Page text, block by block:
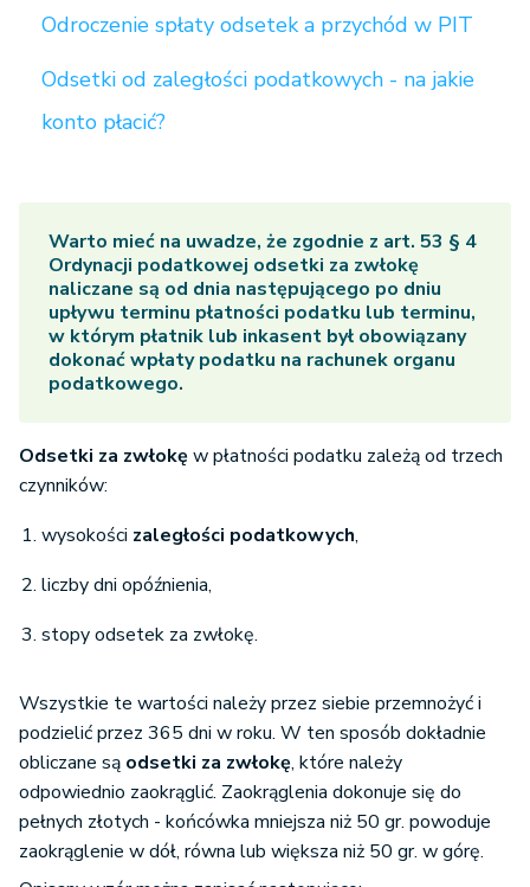
Odroczenie spłaty odsetek a przychód w PIT
Odsetki od zaległości podatkowych - na jakie
konto płacić?
Warto mieć na uwadze, że zgodnie z art. 53 § 4
Ordynacji podatkowej odsetki za zwłokę
naliczane są od dnia następującego po dniu
upływu terminu płatności podatku lub terminu,
w którym płatnik lub inkasent był obowiązany
dokonać wpłaty podatku na rachunek organu
podatkowego.
Odsetki za zwłokę w płatności podatku zależą od trzech
czynników:
wysokości zaległości podatkowych,
liczby dni opóźnienia,
stopy odsetek za zwłokę.
Wszystkie te wartości należy przez siebie przemnożyć i
podzielić przez 365 dni w roku. W ten sposób dokładnie
obliczane są odsetki za zwłokę, które należy
odpowiednio zaokrąglić. Zaokrąglenia dokonuje się do
pełnych złotych - końcówka mniejsza niż 50 gr. powoduje
zaokrąglenie w dół, równa lub większa niż 50 gr. w górę.